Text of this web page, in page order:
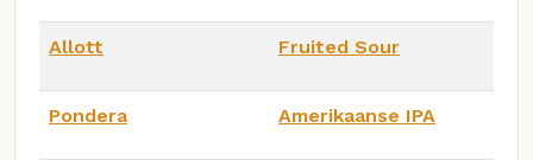
Allott Fruited Sour
Pondera Amerikaanse IPA